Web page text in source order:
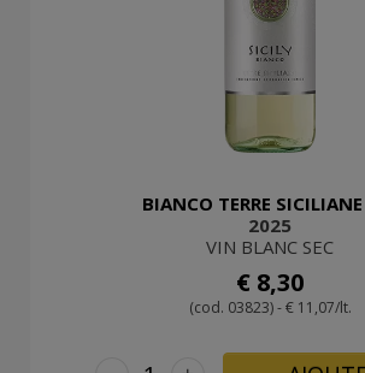
BIANCO TERRE
2025
VIN BLANC SEC
€ 8,30
(cod. 03823) - € 11,07/lt.